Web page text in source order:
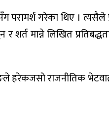
परामर्श गरेका थिए ।
मान्ने लिखित
राजनीतिक